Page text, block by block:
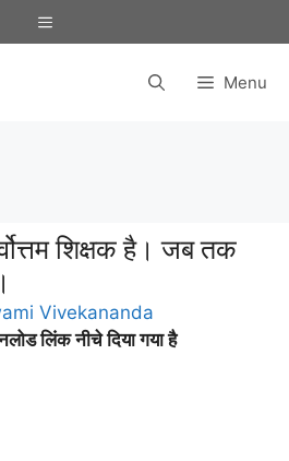
Menu
Menu
शिक्षक है। जब तक
Vivekananda
लिंक नीचे दिया गया है